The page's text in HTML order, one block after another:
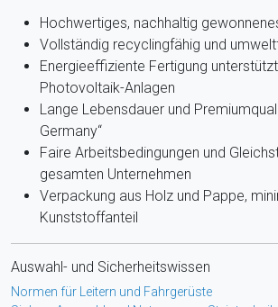
Hochwertiges, nachhaltig
Vollständig recyclingfähig und
Energieeffiziente Fertigung
Photovoltaik-Anlagen
Lange Lebensdauer und
Germany“
Faire Arbeitsbedingungen und
gesamten Unternehmen
Verpackung aus Holz und Pappe,
Kunststoffanteil
Auswahl- und Sicherheitswissen
Normen für Leitern und Fahrgerüste